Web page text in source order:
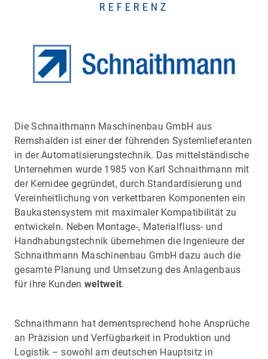
REFERENZ
Die Schnaithmann Maschinenbau GmbH aus
Remshalden ist einer der führenden Systemlieferanten
in der Automatisierungstechnik. Das mittelständische
Unternehmen wurde 1985 von Karl Schnaithmann mit
der Kernidee gegründet, durch Standardisierung und
Vereinheitlichung von verkettbaren Komponenten ein
Baukastensystem mit maximaler Kompatibilität zu
entwickeln. Neben Montage-, Materialfluss- und
Handhabungstechnik übernehmen die Ingenieure der
Schnaithmann Maschinenbau GmbH dazu auch die
gesamte Planung und Umsetzung des Anlagenbaus
für ihre Kunden weltweit.
Schnaithmann hat dementsprechend hohe Ansprüche
an Präzision und Verfügbarkeit in Produktion und
Logistik – sowohl am deutschen Hauptsitz in